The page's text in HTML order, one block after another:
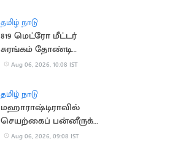
தமிழ் நாடு
819 மெட்ரோ மீட்டர்
சுரங்கம் தோண்டி
நீலகிரி இயந்திரம்
Aug 06, 2026, 10:08 IST
தமிழ் நாடு
மஹாராஷ்டிராவில்
செயற்கைப் பன்னீருக்கு
ஓராண்டு தடை
Aug 06, 2026, 09:08 IST